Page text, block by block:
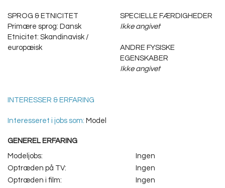
SPROG & ETNICITET
Primære sprog: Dansk
Etnicitet: Skandinavisk /
europæisk
SPECIELLE FÆRDIGHEDER
Ikke angivet
ANDRE FYSISKE
EGENSKABER
Ikke angivet
INTERESSER & ERFARING
Interesseret i jobs som: Model
GENEREL ERFARING
Modeljobs:
Ingen
Optræden på TV:
Ingen
Optræden i film:
Ingen